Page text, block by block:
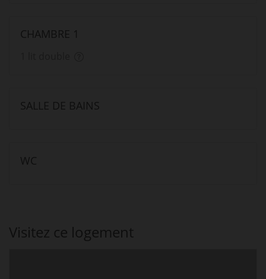
CHAMBRE 1
SALLE DE BAINS
WC
Visitez ce logement